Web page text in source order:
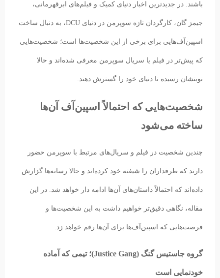
باشند. در جدیدترین اخبار دنیای کمیک و فیلم‌های ابرقهرمانی،
جیمز گان، کارگردان تازه سوپرمن در دنیای DCU، به دنبال ساخت
اسپین‌آف‌هایی برای برخی از این شخصیت‌ها است؛ شخصیت‌هایی
که پیش‌تر در فیلم یا سریال سوپرمن معرفی شده‌اند و حالا
نوبتشان رسیده تا دنیای خود را گسترش دهند.
شخصیت‌هایی که احتمالاً اسپین‌آف‌ آن‌ها
ساخته می‌شود
چندین شخصیت در فیلم و سریال‌های مرتبط با سوپرمن حضور
دارند که طرفداران را شیفته خود کرده‌اند و حالا رسانه‌ها گزارش
داده‌اند که احتمالاً داستان‌های آن‌ها ادامه دار خواهد شد. در این
مقاله، نگاهی دقیق‌تر خواهیم داشت به این شخصیت‌ها و
فرصت‌هایی که اسپین‌آف‌ها برای آن‌ها رقم خواهد زد.
گروه جاستیس گنگ (Justice Gang)؛ تیمی که آماده
خودنمایی است